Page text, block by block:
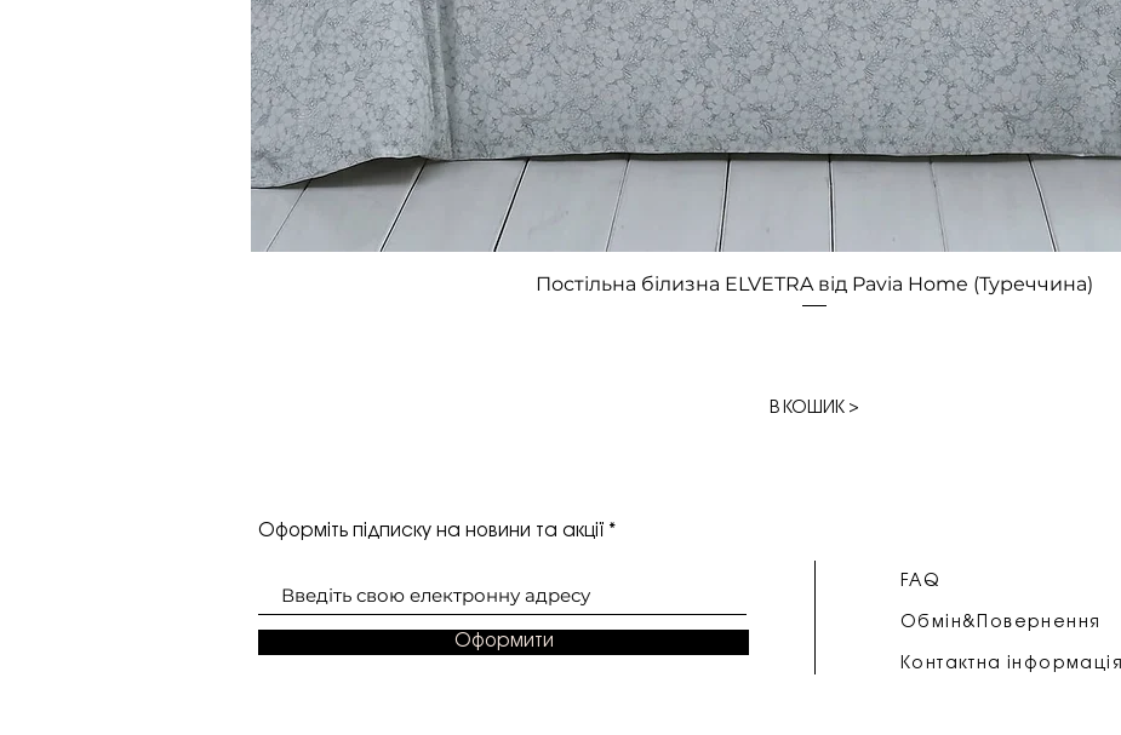
Швидкий перегляд
Постільна білизна ELVETRA від Pavia Home (Туреччина)
В КОШИК >
Оформіть підписку на новини та акції
Оформити
FAQ
Обмін&Повернення
Контактна інформація